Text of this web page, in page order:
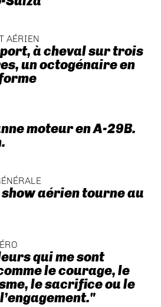
AÉRIEN
à cheval sur trois
un octogénaire en
moteur en A-29B.
show aérien tourne au
qui me sont
le courage, le
le sacrifice ou le